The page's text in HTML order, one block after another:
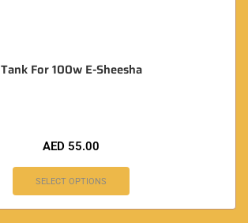
Tank For 100w E-Sheesha
AED 55.00
SELECT OPTIONS